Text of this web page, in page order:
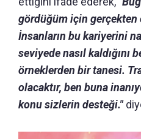
gördüğüm için
İnsanların bu kariyerini
seviyede nasıl kaldığını
örneklerden bir tanesi.
olacaktır, ben buna
konu sizlerin desteği."